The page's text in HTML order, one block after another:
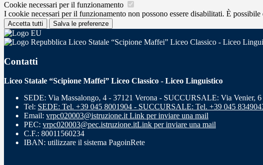
Cookie necessari per il funzionamento
I cookie necessari per il funzionamento non possono essere disabilitati. È
Accetta tutti Salva le preferenze
Liceo Statale “Scipione Maffei” Liceo Classico - Liceo
Contatti
Liceo Statale “Scipione Maffei” Liceo Classico - Liceo Linguistico
SEDE: Via Massalongo, 4 - 37121 Verona - SUCCURSALE: Via Venier, 6
Tel: SEDE: Tel. +39 045 8001904 - SUCCURSALE: Tel. +39 045
Email: vrpc020003@istruzione.it Link per inviare una mail
PEC: vrpc020003@pec.istruzione.itLink per inviare una mail
C.F.: 80011560234
IBAN: utilizzare il sistema PagoinRete